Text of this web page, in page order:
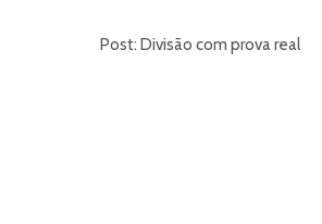
Post: Divisão com prova real